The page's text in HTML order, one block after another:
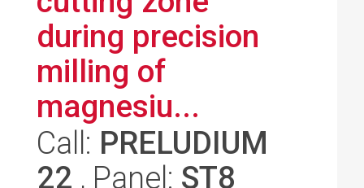
during precision
milling of
magnesiu...
Call: PRELUDIUM
22 , Panel: ST8